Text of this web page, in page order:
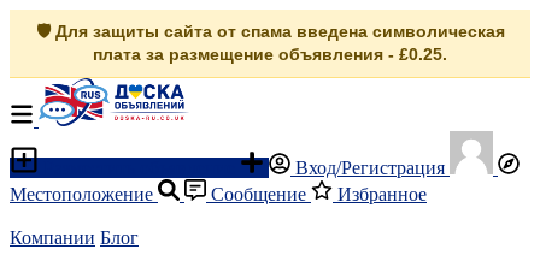
🛡️ Для защиты сайта от спама введена символическая
плата за размещение объявления - £0.25.
Вход/Регистрация
Местоположение
Сообщение Избранное
Компании Блог